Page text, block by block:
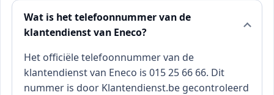
Wat is het telefoonnummer van de
klantendienst van Eneco?
Het officiële telefoonnummer van de
klantendienst van Eneco is 015 25 66 66. Dit
nummer is door Klantendienst.be gecontroleerd